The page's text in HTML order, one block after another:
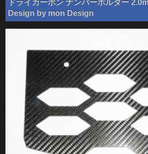
ドライカーボン ナンバーホルダー
Design by mon Design